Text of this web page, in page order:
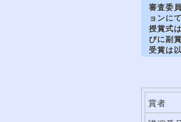
審査委
ョンに
授賞式
びに副
受賞は
賞者